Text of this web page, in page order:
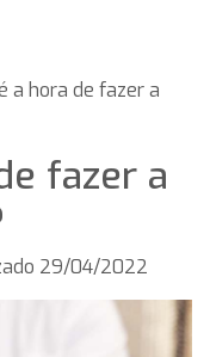
a hora de fazer a
fazer a
29/04/2022